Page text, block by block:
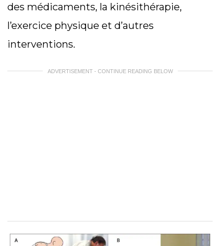
des médicaments, la kinésithérapie,
l’exercice physique et d’autres
interventions.
ADVERTISEMENT - CONTINUE READING BELOW